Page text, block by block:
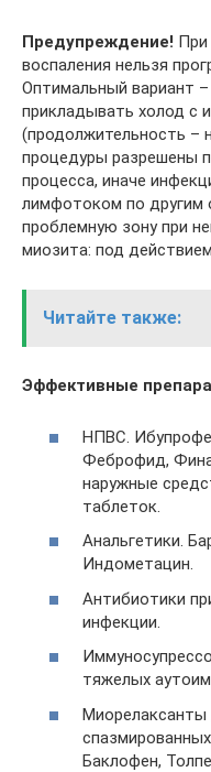
Предупреждение! При
воспаления нельзя
Оптимальный вариант
прикладывать холод с
(продолжительность –
процедуры разрешены
процесса, иначе
лимфотоком по другим
проблемную зону при
миозита: под
Читайте также:
Эффективные
НПВС.
Феброфид,
наружные
таблеток.
Анальгетики.
Индометацин.
Антибиотики
инфекции.
тяжелых
Миорелаксанты
Баклофен,